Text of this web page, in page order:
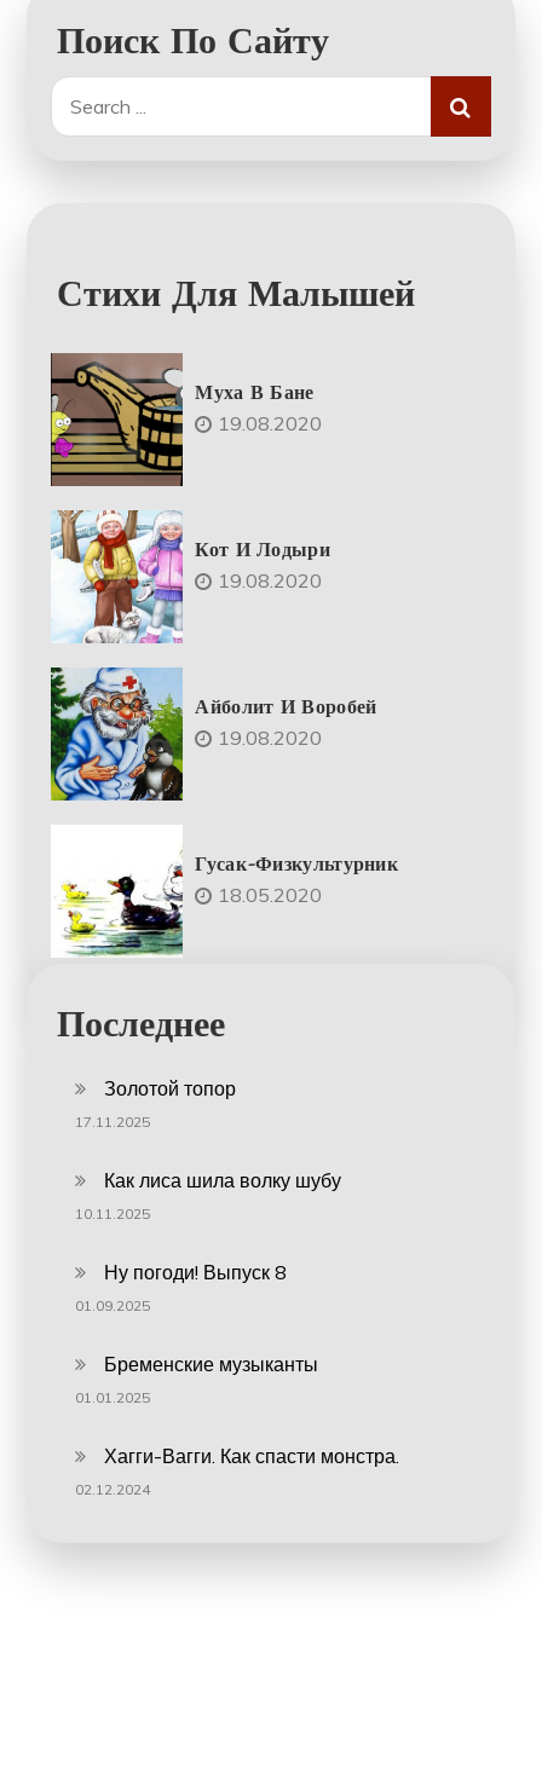
Поиск По Сайту
Search
for:
Стихи Для Малышей
Муха В Бане
19.08.2020
Кот И Лодыри
19.08.2020
Айболит И Воробей
19.08.2020
Гусак-Физкультурник
18.05.2020
Последнее
Золотой топор
17.11.2025
Как лиса шила волку шубу
10.11.2025
Ну погоди! Выпуск 8
01.09.2025
Бременские музыканты
01.01.2025
Хагги-Вагги. Как спасти монстра.
02.12.2024